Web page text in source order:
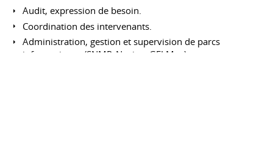
Audit, expression de besoin.
Coordination des intervenants.
Administration, gestion et supervision de parcs
informatiques (SNMP, Nagios, GFI Max)